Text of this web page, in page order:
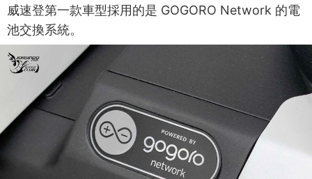
威速登第一款車型採用的是 GOGORO Network 的電
池交換系統。